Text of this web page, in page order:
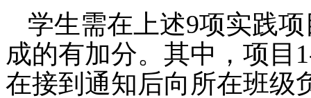
学生需在上述9项实践
成的有加分。其中，项目
在接到通知后向所在班级